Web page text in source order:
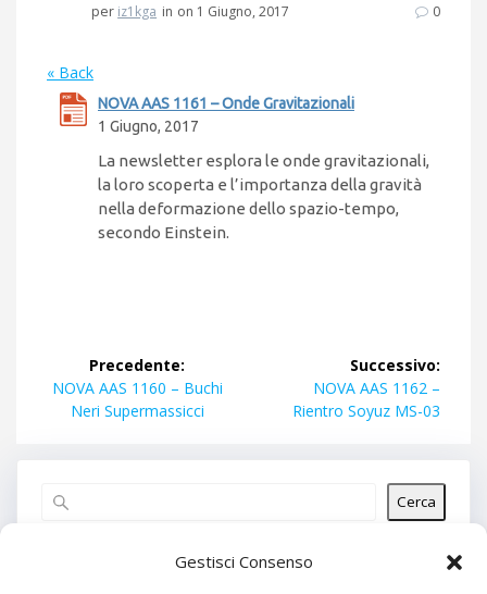
Gestisci Consenso
per iz1kga in on 1 Giugno, 2017 0
« Back
NOVA AAS 1161 – Onde Gravitazionali
1 Giugno, 2017
La newsletter esplora le onde gravitazionali,
la loro scoperta e l’importanza della gravità
nella deformazione dello spazio-tempo,
secondo Einstein.
Navigazione
articoli
Precedente:
Articolo
precedente:
NOVA AAS 1160 – Buchi
Neri Supermassicci
Successivo:
Articolo
successivo:
NOVA AAS 1162 –
Rientro Soyuz MS-03
Cerca
Articoli recenti